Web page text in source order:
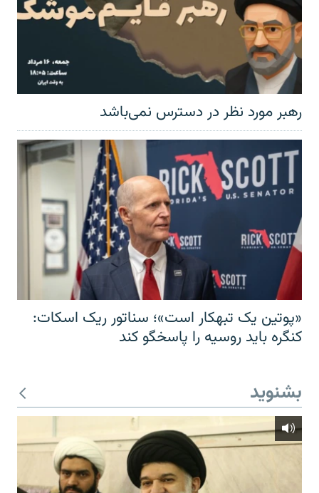
رهبر مورد نظر در دسترس نمی‌باشد
«پوتین یک تبهکار است»؛ سناتور ریک اسکات:
کنگره باید روسیه را پاسخگو کند
بشنوید